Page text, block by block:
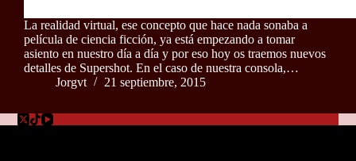
La realidad virtual, ese concepto que hace nada sonaba a
película de ciencia ficción, ya está empezando a tomar
asiento en nuestro día a día y por eso hoy os traemos nuevos
detalles de Supershot. En el caso de nuestra consola,…
Jorgvt
21 septiembre, 2015